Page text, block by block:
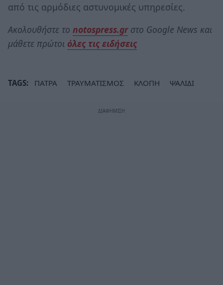
από τις αρμόδιες αστυνομικές υπηρεσίες.
Ακολουθήστε το notospress.grστο Google News και
μάθετε πρώτοι όλες τις ειδήσεις
TAGS: ΠΑΤΡΑ ΤΡΑΥΜΑΤΙΣΜΟΣ ΚΛΟΠΗ ΨΑΛΙΔΙ